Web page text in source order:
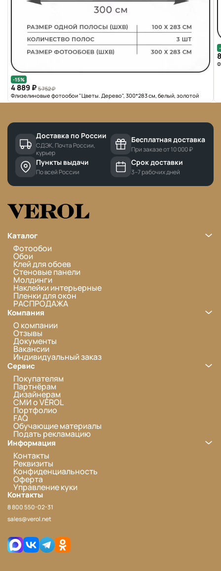
-15%
4 889 ₽ 5 752 ₽
Флизелиновые фотообои "Цветы. Дерево", 300*283 см, белый, золотой
Доставка по России
СДЭК, Почта России,
курьер
Бесплатная доставка
При заказе от 10 000 ₽
Пункты выдачи
По всей России
Срок доставки
3–7 рабочих дней
Каталог
Фотообои
Обои
Клей для обоев
Стеновые панели
Молдинги
Наклейки интерьерные
Пленки для окон
РАСПРОДАЖА
Компания
О компании
Отзывы
Документы
Вакансии
Индивидуальный заказ
Сервис
Покупателям
Партнёрам
Дизайнерам
СМИ о VEROL
Портфолио
FAQ
Обучающие материалы
Подать рекламацию
Информация
Контакты
Реквизиты
Конфиденциальность
Оферта
Управление куки
Контакты
8 800 550-02-31
sales@verol.net